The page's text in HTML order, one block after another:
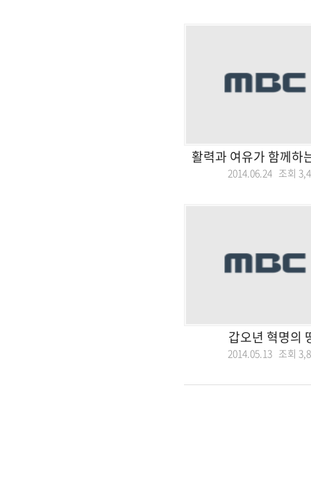
활력과 여유가 함께하
2014.06.24 조회
갑오년 혁명의
2014.05.13 조회